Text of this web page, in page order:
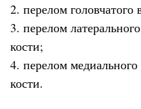
2. перелом
3. перелом
кости;
4. перелом
кости.